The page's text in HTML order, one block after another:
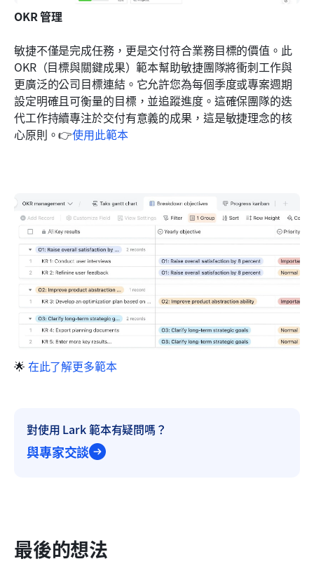
OKR 管理
敏捷不僅是完成任務，更是交付符合業務目標的價值。此
OKR（目標與關鍵成果）範本幫助敏捷團隊將衝刺工作與
更廣泛的公司目標連結。它允許您為每個季度或專案週期
設定明確且可衡量的目標，並追蹤進度。這確保團隊的迭
代工作持續專注於交付有意義的成果，這是敏捷理念的核
心原則。👉使用此範本
🌟 在此了解更多範本
對使用 Lark 範本有疑問嗎？
與專家交談
最後的想法